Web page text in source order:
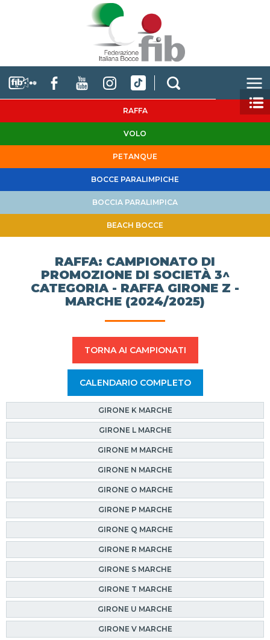
RAFFA
VOLO
PETANQUE
BOCCE PARALIMPICHE
BOCCIA PARALIMPICA
BEACH BOCCE
RAFFA: CAMPIONATO DI
PROMOZIONE DI SOCIETÀ 3^
CATEGORIA - RAFFA GIRONE Z -
MARCHE (2024/2025)
TORNA AI CAMPIONATI
CALENDARIO COMPLETO
GIRONE K MARCHE
GIRONE L MARCHE
GIRONE M MARCHE
GIRONE N MARCHE
GIRONE O MARCHE
GIRONE P MARCHE
GIRONE Q MARCHE
GIRONE R MARCHE
GIRONE S MARCHE
GIRONE T MARCHE
GIRONE U MARCHE
GIRONE V MARCHE